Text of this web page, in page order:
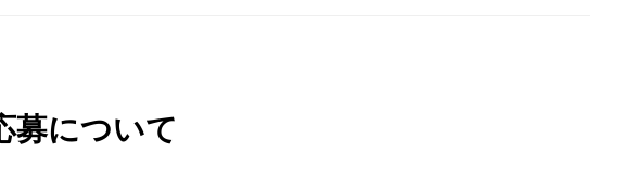
募について